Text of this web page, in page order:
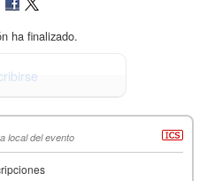
ha finalizado.
local del evento